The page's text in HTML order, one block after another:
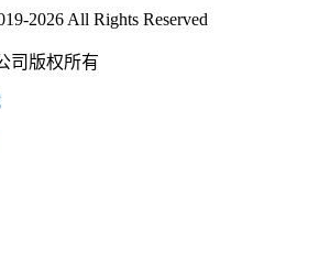
2026 All Rights Reserved
司版权所有